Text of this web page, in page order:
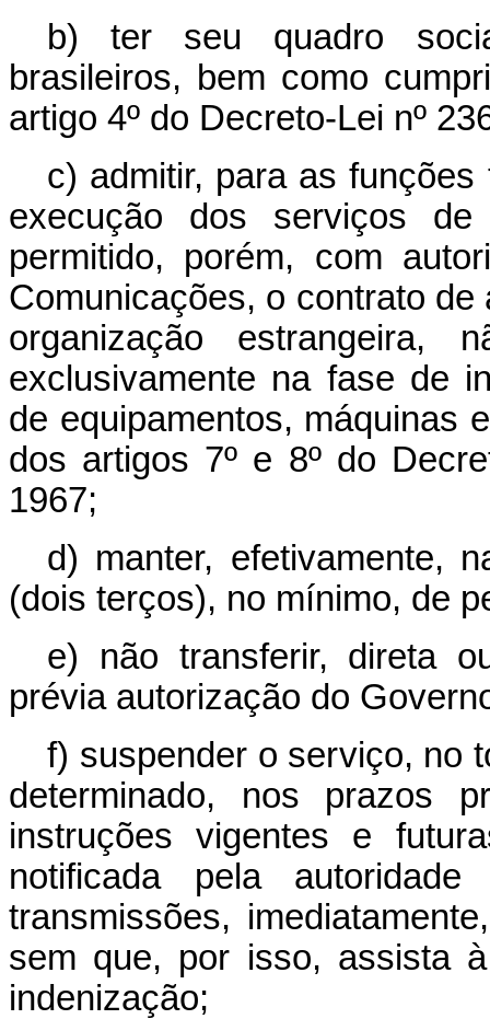
b) ter seu quadro
brasileiros, bem como
artigo 4º do Decreto-Lei nº
c) admitir, para as
execução dos serviços de
permitido, porém, com
Comunicações, o contrato
organização
exclusivamente na fase de
de equipamentos, máquinas
dos artigos 7º e 8º do
1967;
d) manter, efetivamente,
(dois terços), no mínimo, de
e) não transferir, direta
prévia autorização do
f) suspender o serviço, no
determinado, nos prazos
instruções vigentes e
notificada pela
transmissões,
sem que, por isso, assista
indenização;